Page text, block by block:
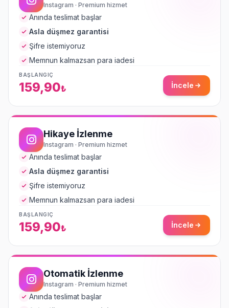
Instagram · Premium hizmet
Anında teslimat başlar
Asla düşmez garantisi
Şifre istemiyoruz
Memnun kalmazsan para iadesi
BAŞLANGIÇ
159,90₺ İncele
Hikaye İzlenme
Instagram · Premium hizmet
Anında teslimat başlar
Asla düşmez garantisi
Şifre istemiyoruz
Memnun kalmazsan para iadesi
BAŞLANGIÇ
159,90₺ İncele
Otomatik İzlenme
Instagram · Premium hizmet
Anında teslimat başlar